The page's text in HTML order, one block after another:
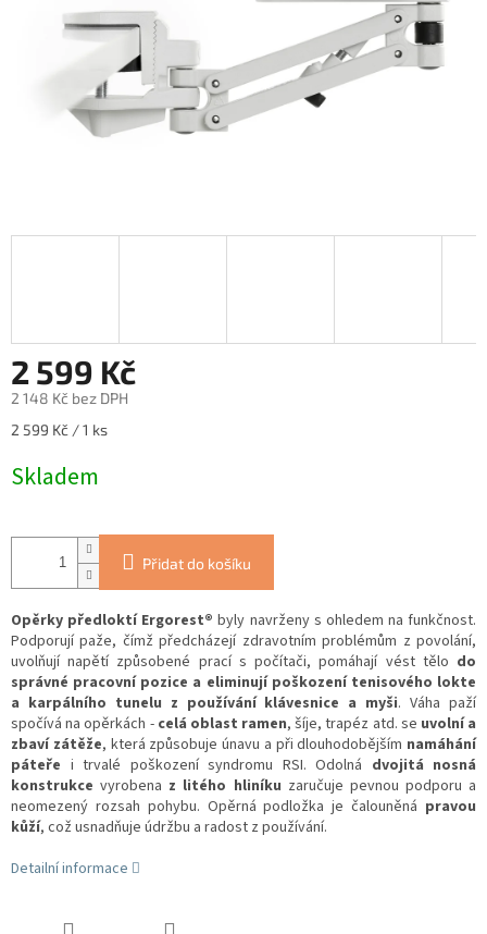
2 599 Kč
2 148 Kč bez DPH
Měrná
2 599 Kč / 1 ks
Skladem
Přidat do košíku
Opěrky předloktí Ergorest® byly navrženy s ohledem na funkčnost.
Podporují paže, čímž předcházejí zdravotním problémům z povolání,
uvolňují napětí způsobené prací s počítači, pomáhají vést tělo do
správné pracovní pozice a eliminují poškození tenisového lokte
a karpálního tunelu z používání klávesnice a myši. Váha paží
spočívá na opěrkách - celá oblast ramen, šíje, trapéz atd. se uvolní a
zbaví zátěže, která způsobuje únavu a při dlouhodobějším namáhání
páteře i trvalé poškození syndromu RSI. Odolná dvojitá nosná
konstrukce vyrobena z litého hliníku zaručuje pevnou podporu a
neomezený rozsah pohybu. Opěrná podložka je čalouněná pravou
kůží, což usnadňuje údržbu a radost z používání.
Detailní informace